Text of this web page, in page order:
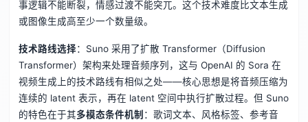
事逻辑不能断裂，情感过渡不能突兀。这个技术难度比文本生成
或图像生成高至少一个数量级。
技术路线选择：Suno 采用了扩散 Transformer（Diffusion
Transformer）架构来处理音频序列，这与 OpenAI 的 Sora 在
视频生成上的技术路线有相似之处——核心思想是将音频压缩为
连续的 latent 表示，再在 latent 空间中执行扩散过程。但 Suno
的特色在于其多模态条件机制 ：歌词文本、风格标签、参考音